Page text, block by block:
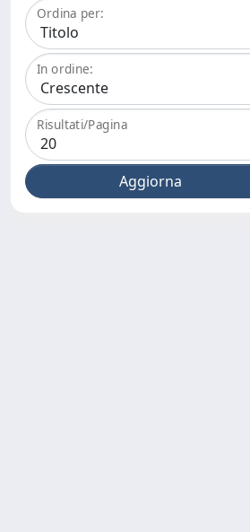
Ordina per:
In ordine:
Risultati/Pagina